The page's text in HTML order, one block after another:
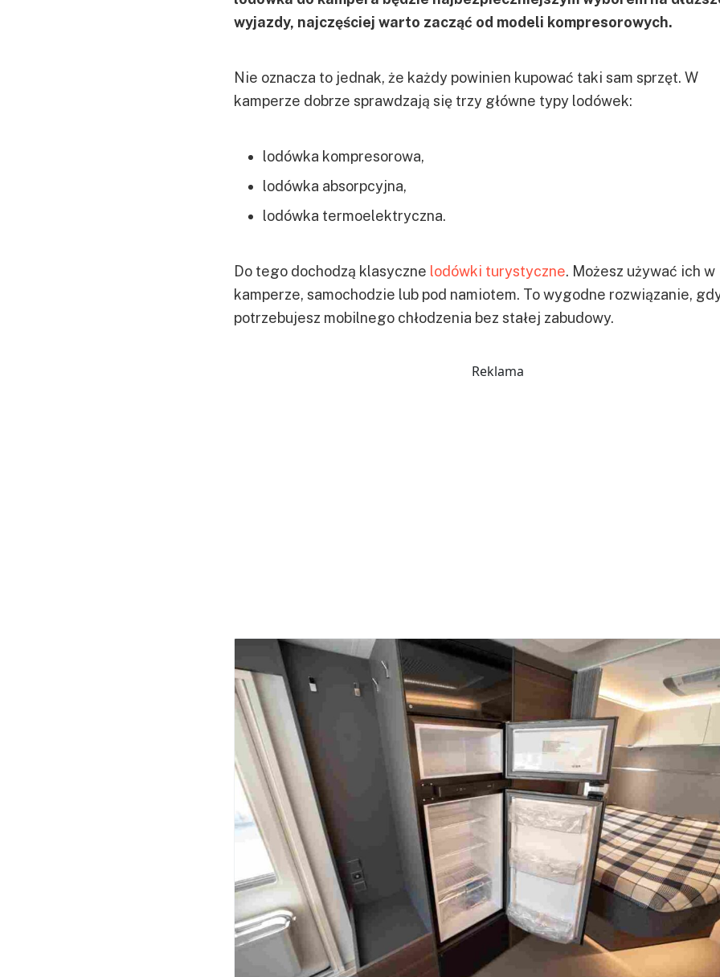
wyjazdy, najczęściej warto zacząć od modeli kompresorowych.
Nie oznacza to jednak, że każdy powinien kupować taki sam sprzęt. W
kamperze dobrze sprawdzają się trzy główne typy lodówek:
lodówka kompresorowa,
lodówka absorpcyjna,
lodówka termoelektryczna.
Do tego dochodzą klasyczne lodówki turystyczne. Możesz używać ich w
kamperze, samochodzie lub pod namiotem. To wygodne rozwiązanie,
potrzebujesz mobilnego chłodzenia bez stałej zabudowy.
Reklama